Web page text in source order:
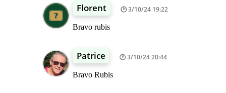
Florent 3/10/24 19:22
Bravo rubis
Patrice 3/10/24 20:44
Bravo Rubis